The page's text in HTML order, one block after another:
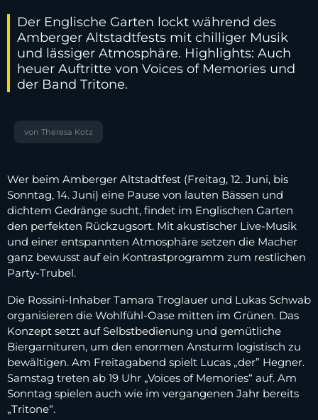
Der Englische Garten lockt während des
Amberger Altstadtfests mit chilliger Musik
und lässiger Atmosphäre. Highlights: Auch
heuer Auftritte von Voices of Memories und
der Band Tritone.
von Theresa Kotz
Wer beim Amberger Altstadtfest (Freitag, 12. Juni, bis
Sonntag, 14. Juni) eine Pause von lauten Bässen und
dichtem Gedränge sucht, findet im Englischen Garten
den perfekten Rückzugsort. Mit akustischer Live-Musik
und einer entspannten Atmosphäre setzen die Macher
ganz bewusst auf ein Kontrastprogramm zum restlichen
Party-Trubel.
Die Rossini-Inhaber Tamara Troglauer und Lukas Schwab
organisieren die Wohlfühl-Oase mitten im Grünen. Das
Konzept setzt auf Selbstbedienung und gemütliche
Biergarnituren, um den enormen Ansturm logistisch zu
bewältigen. Am Freitagabend spielt Lucas „der” Hegner.
Samstag treten ab 19 Uhr „Voices of Memories“ auf. Am
Sonntag spielen auch wie im vergangenen Jahr bereits
„Tritone“.